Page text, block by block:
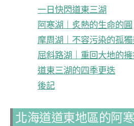
一日快閃道東三湖
阿寒湖｜炙熱的生命的圓
摩周湖｜不容污染的孤
屈斜路湖｜重回大地的
道東三湖的四季更迭
後記
北海道道東地區的阿